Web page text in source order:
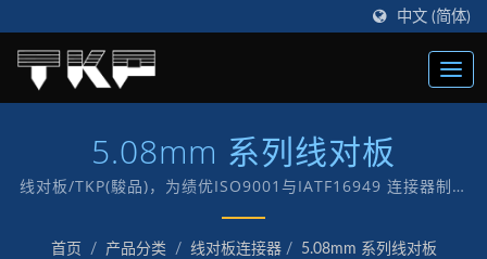
中文 (简体)
5.08mm 系列线对板
线对板/TKP(駿品)，为绩优ISO9001与IATF16949 连接器制造
商，创立于1987年，以“TKP”自有品牌致力于电子及电脑各式
连接器制造。
首页 / 产品分类 / 线对板连接器 / 5.08mm 系列线对板